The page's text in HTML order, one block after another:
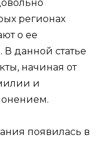
регионах
о ее
данной статье
начиная от
и
появилась в